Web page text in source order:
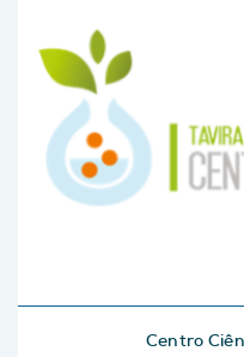
Centro